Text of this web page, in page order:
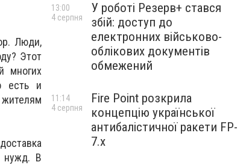
Люди,
Этот
многих
есть и
нужд. В
У роботі Резерв+ стався
збій: доступ до
електронних військово-
облікових документів
обмежений
13:00
4 серпня
Fire Point розкрила
концепцію української
антибалістичної ракети FP-
7.x
11:14
4 серпня